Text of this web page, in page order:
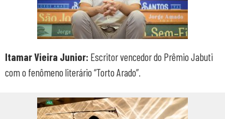
Itamar Vieira Junior: Escritor vencedor do Prêmio Jabuti
com o fenômeno literário “Torto Arado”.